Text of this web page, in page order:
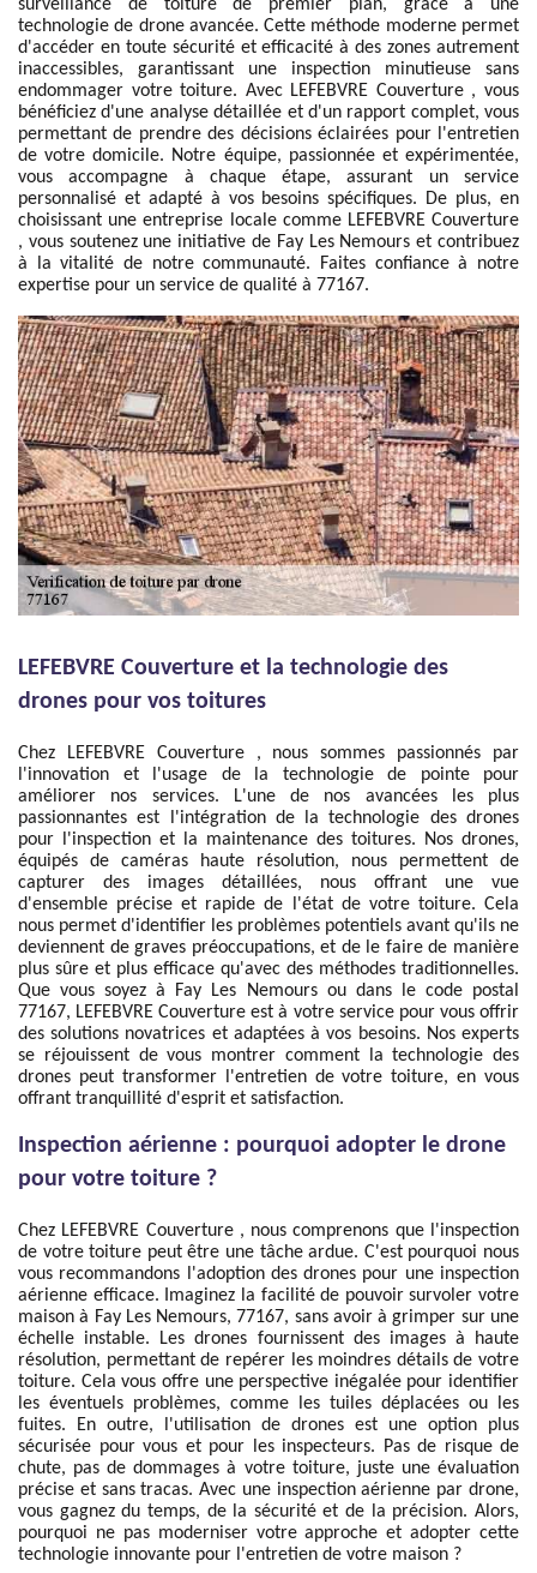
surveillance de toiture de premier plan, grâce à une
technologie de drone avancée. Cette méthode moderne permet
d'accéder en toute sécurité et efficacité à des zones autrement
inaccessibles, garantissant une inspection minutieuse sans
endommager votre toiture. Avec LEFEBVRE Couverture , vous
bénéficiez d'une analyse détaillée et d'un rapport complet, vous
permettant de prendre des décisions éclairées pour l'entretien
de votre domicile. Notre équipe, passionnée et expérimentée,
vous accompagne à chaque étape, assurant un service
personnalisé et adapté à vos besoins spécifiques. De plus, en
choisissant une entreprise locale comme LEFEBVRE Couverture
, vous soutenez une initiative de Fay Les Nemours et contribuez
à la vitalité de notre communauté. Faites confiance à notre
expertise pour un service de qualité à 77167.
LEFEBVRE Couverture et la technologie des
drones pour vos toitures
Chez LEFEBVRE Couverture , nous sommes passionnés par
l'innovation et l'usage de la technologie de pointe pour
améliorer nos services. L'une de nos avancées les plus
passionnantes est l'intégration de la technologie des drones
pour l'inspection et la maintenance des toitures. Nos drones,
équipés de caméras haute résolution, nous permettent de
capturer des images détaillées, nous offrant une vue
d'ensemble précise et rapide de l'état de votre toiture. Cela
nous permet d'identifier les problèmes potentiels avant qu'ils ne
deviennent de graves préoccupations, et de le faire de manière
plus sûre et plus efficace qu'avec des méthodes traditionnelles.
Que vous soyez à Fay Les Nemours ou dans le code postal
77167, LEFEBVRE Couverture est à votre service pour vous offrir
des solutions novatrices et adaptées à vos besoins. Nos experts
se réjouissent de vous montrer comment la technologie des
drones peut transformer l'entretien de votre toiture, en vous
offrant tranquillité d'esprit et satisfaction.
Inspection aérienne : pourquoi adopter le drone
pour votre toiture ?
Chez LEFEBVRE Couverture , nous comprenons que l'inspection
de votre toiture peut être une tâche ardue. C'est pourquoi nous
vous recommandons l'adoption des drones pour une inspection
aérienne efficace. Imaginez la facilité de pouvoir survoler votre
maison à Fay Les Nemours, 77167, sans avoir à grimper sur une
échelle instable. Les drones fournissent des images à haute
résolution, permettant de repérer les moindres détails de votre
toiture. Cela vous offre une perspective inégalée pour identifier
les éventuels problèmes, comme les tuiles déplacées ou les
fuites. En outre, l'utilisation de drones est une option plus
sécurisée pour vous et pour les inspecteurs. Pas de risque de
chute, pas de dommages à votre toiture, juste une évaluation
précise et sans tracas. Avec une inspection aérienne par drone,
vous gagnez du temps, de la sécurité et de la précision. Alors,
pourquoi ne pas moderniser votre approche et adopter cette
technologie innovante pour l'entretien de votre maison ?